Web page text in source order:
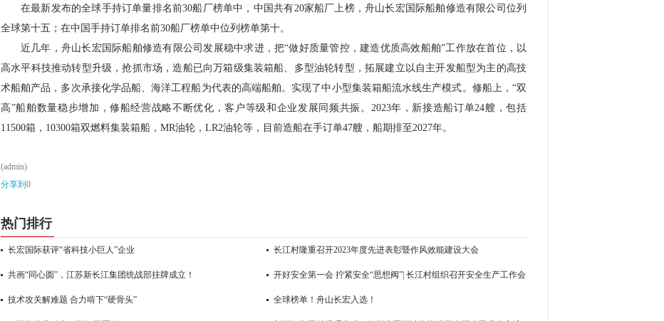
在最新发布的全球手持订单量排名前30船厂榜单中，中国共有20家船厂上榜，舟山长宏国际船舶修造有限公司位列
全球第十五；在中国手持订单排名前30船厂榜单中位列榜单第十。
近几年，舟山长宏国际船舶修造有限公司发展稳中求进，把“做好质量管控，建造优质高效船舶”工作放在首位，以
高水平科技推动转型升级，抢抓市场，造船已向万箱级集装箱船、多型油轮转型，拓展建立以自主开发船型为主的高技
术船舶产品，多次承接化学品船、海洋工程船为代表的高端船舶。实现了中小型集装箱船流水线生产模式。修船上，“双
高”船舶数量稳步增加，修船经营战略不断优化，客户等级和企业发展同频共振。2023年，新接造船订单24艘，包括
11500箱，10300箱双燃料集装箱船，MR油轮，LR2油轮等，目前造船在手订单47艘，船期排至2027年。
(admin)
分享到 0
热门排行
长宏国际获评“省科技小巨人”企业
共画“同心圆”，江苏新长江集团统战部挂牌成立！
技术攻关解难题 合力啃下“硬骨头”
长江村隆重召开2023年度先进表彰暨作风效能建设大会
开好安全第一会 拧紧安全“思想阀”| 长江村组织召开安全生产工作会
全球榜单！舟山长宏入选！